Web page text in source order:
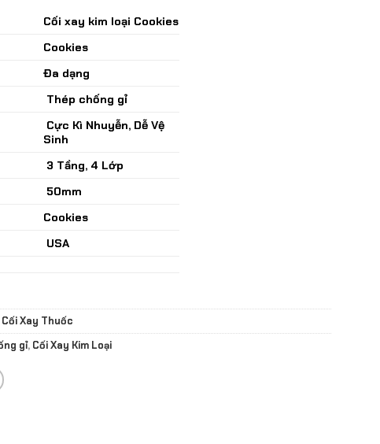
₫.
tại
là:
199.000 ₫.
Cối xay kim loại Cookies
Cookies
Đa dạng
Thép chống gỉ
Cực Kì Nhuyễn, Dễ Vệ
Sinh
3 Tầng, 4 Lớp
50mm
Cookies
USA
Cối Xay Thuốc
gỉ, Cối Xay Kim Loại